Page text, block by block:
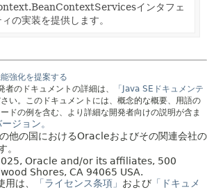
インタフェ
の実装を提供します。
強化を提案する
のドキュメントの詳細は、
「Java SEドキュメンテ
い。このドキュメントには、概念的な概要、用語の
ドの例を含む、より詳細な開発者向けの説明が含ま
ジョン。
他の国におけるOracleおよびその関連会社の
。
Oracle and/or its affiliates, 500
Shores, CA 94065 USA.
用は、 「ライセンス条項」 および 「ドキュメ